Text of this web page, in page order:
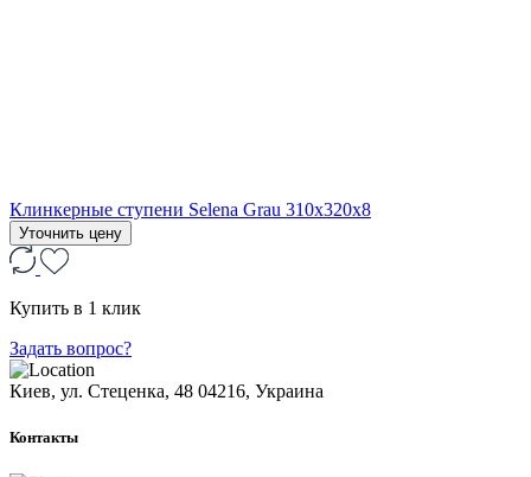
Клинкерные ступени Selena Grau 310х320х8
Уточнить цену
Купить в 1 клик
Задать вопрос?
Киев, ул. Стеценка, 48 04216, Украина
Контакты